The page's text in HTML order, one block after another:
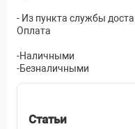
- Из пункта службы
Оплата
-Наличными
-Безналичными
Статьи